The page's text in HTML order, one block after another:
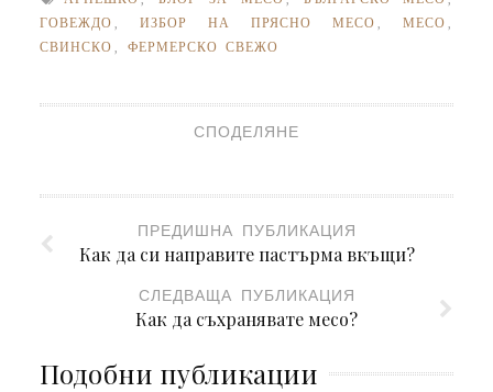
ГОВЕЖДО ,ИЗБОР НА ПРЯСНО МЕСО ,МЕСО
СВИНСКО
ФЕРМЕРСКО СВЕЖО
СПОДЕЛЯНЕ
ПРЕДИШНА ПУБЛИКАЦИЯ
Как да си направите пастърма вкъщи?
СЛЕДВАЩА ПУБЛИКАЦИЯ
Как да съхранявате месо?
Подобни публикации